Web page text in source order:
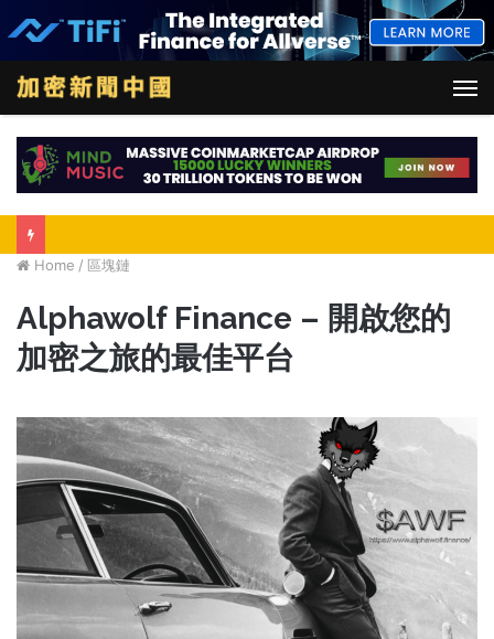
Home / 區塊鏈
Alphawolf Finance – 開啟您的
加密之旅的最佳平台